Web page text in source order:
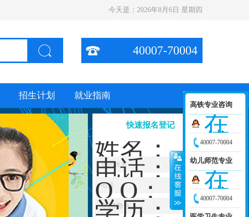
今天是： 2026年8月6日 星期四
40007-70004
招生计划 就业指南
快速报名登记
姓名：
电话：
Q Q：
学历：
高铁专业咨询
在
线
咨
询
40007-70004
幼儿师范专业
在
线
40007-70004